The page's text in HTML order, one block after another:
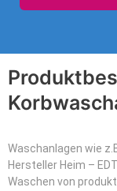
Waschanlagen wie
Hersteller Heim –
Waschen von